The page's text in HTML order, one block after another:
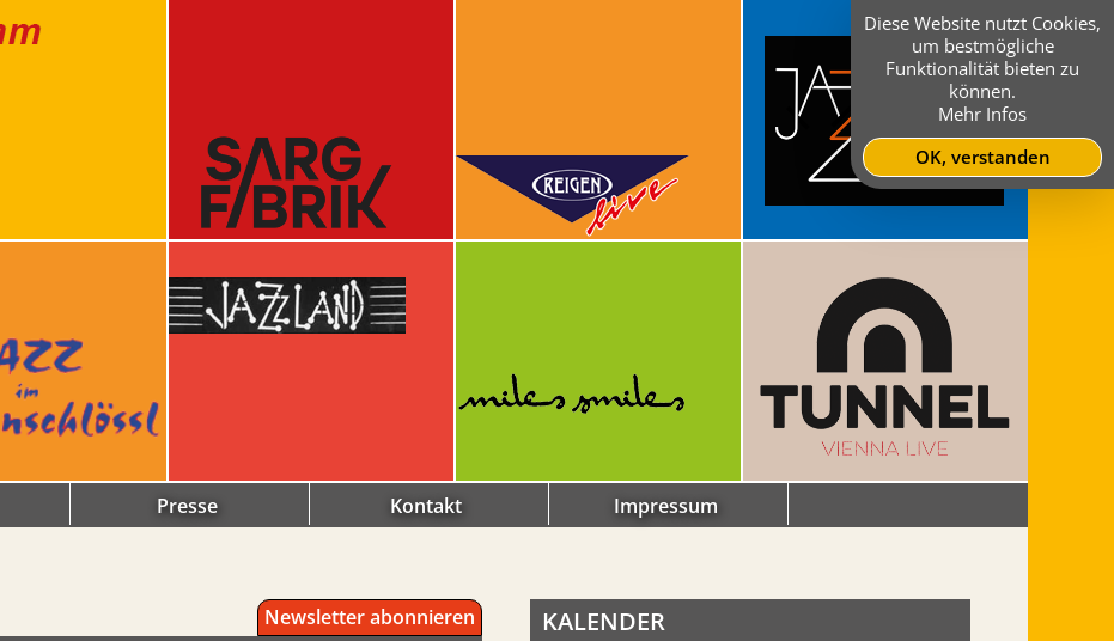
Presse Kontakt Impressum
Newsletter abonnieren KALENDER
Diese Website nutzt Cookies,
um bestmögliche
Funktionalität bieten zu
können.
Mehr Infos
OK, verstanden